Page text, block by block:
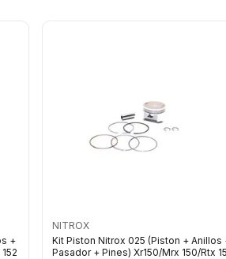
+
NITROX
Kit Piston Nitrox 025 (Piston + Anillos
Pasador + Pines) Xr150/Mrx 150/Rtx